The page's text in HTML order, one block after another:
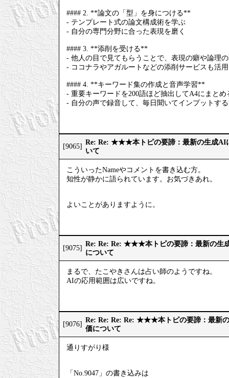
#### 2. **論文の「型」を身につける**
- テンプレート式の論文構成術を学ぶ
- 自分の専門分野に合った表現を磨く
#### 3. **添削を受ける**
- 他人の目で見てもらうことで、表現の癖や論理
- ココナラやアガルートなどの添削サービスも活
#### 4. **キーワード集の作成と音声学習**
- 重要キーワードを200語ほど抽出してA4にまとめ
- 自分の声で録音して、毎日聞いてインプットす
[9065]
Re: Re: ★★★本トピの要諦：最新の生成AI
いて
こういったNameやコメントを書き込む方。
知性が静かに語られています。お気づきあれ。
よいことがありますように。
[9075]
Re: Re: Re: ★★★本トピの要諦：最新の生
について
まるで、たこやきさんは占い師のようですね。
AIの応用範囲は広いですね。
[9076]
Re: Re: Re: Re: ★★★本トピの要諦：最新
価について
通りすがり様
「No.9047」の書き込みは